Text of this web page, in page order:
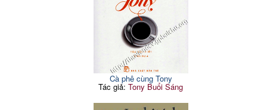
Cà phê cùng Tony
Tác giả:Tony Buổi Sáng